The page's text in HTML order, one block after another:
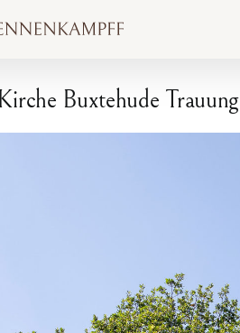
Buxtehude Trauung